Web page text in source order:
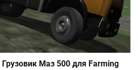
Грузовик Маз 500 для Farming